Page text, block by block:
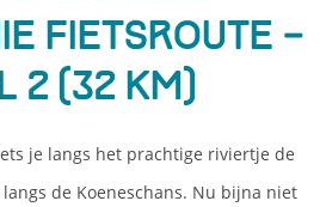
Fietsroute –
2 (32 km)
je langs het prachtige riviertje de
de Koeneschans. Nu bijna niet